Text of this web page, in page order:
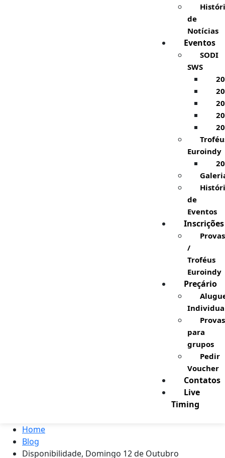
de
Notícias
Eventos
SODI
SWS
Euroindy
de
Eventos
Inscrições
Provas
/
Troféus
Euroindy
Preçário
Provas
para
grupos
Pedir
Voucher
Contatos
Live
Timing
Home
Blog
Disponibilidade, Domingo 12 de Outubro